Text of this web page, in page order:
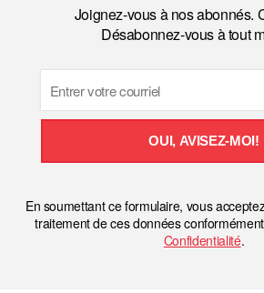
Joignez-vous à nos abonnés.
Désabonnez-vous à tout
OUI, AVISEZ-MOI!
En soumettant ce formulaire, vous
traitement de ces données
Confidentialité.